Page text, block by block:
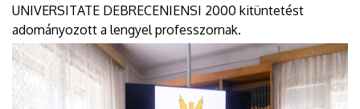
UNIVERSITATE DEBRECENIENSI 2000 kitüntetést
adományozott a lengyel professzornak.